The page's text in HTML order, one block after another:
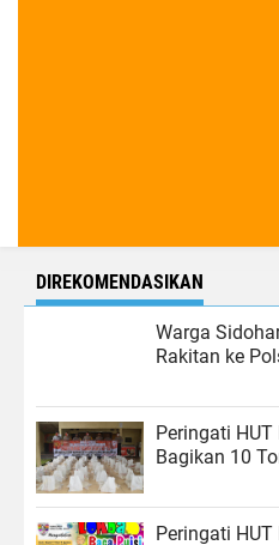
DIREKOMENDASIKAN
Warga
Rakitan ke
Peringati HUT
Bagikan 10
Peringati HUT